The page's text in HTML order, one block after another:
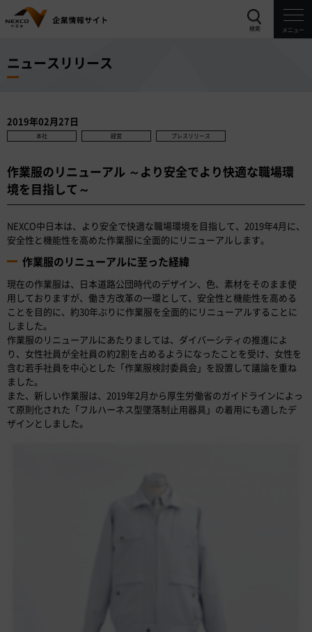
検索 メニュー
ニュースリリース
2019年02月27日
本社 経営 プレスリリース
作業服のリニューアル ～より安全でより快適な職場環
境を目指して～
NEXCO中日本は、より安全で快適な職場環境を目指して、2019年4月に、
安全性と機能性を高めた作業服に全面的にリニューアルします。
作業服のリニューアルに至った経緯
現在の作業服は、日本道路公団時代のデザイン、色、素材をそのまま使
用しておりますが、働き方改革の一環として、安全性と機能性を高める
ことを目的に、約30年ぶりに作業服を全面的にリニューアルすることに
しました。
作業服のリニューアルにあたりましては、ダイバーシティの推進によ
り、女性社員が全社員の約2割を占めるようになったことを受け、女性を
含む若手社員を中心とした「作業服検討委員会」を設置して議論を重ね
ました。
また、新しい作業服は、2019年2月から厚生労働省のガイドラインによっ
て原則化された「フルハーネス型墜落制止用器具」の着用にも適したデ
ザインとしました。